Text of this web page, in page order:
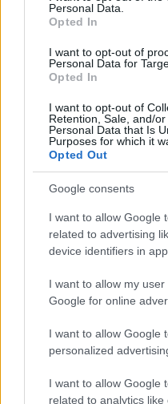
Personal Data.
Opted In
I want to opt-out of
Personal Data for
Opted In
I want to opt-out of
Retention, Sale, and/
Personal Data that Is
Purposes for which it
Opted Out
Google consents
I want to allow Google
related to advertising
device identifiers in
I want to allow my
Google for online
I want to allow Google
personalized
I want to allow Google
related to analytics
Ha ezt érzed evés
próbál